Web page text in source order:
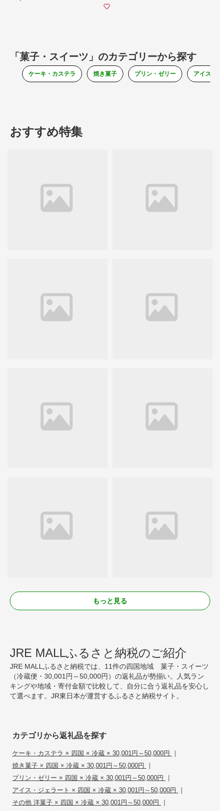
「菓子・スイーツ」のカテゴリーから探す
ケーキ・カステラ 焼き菓子 プリン・ゼリー アイス・
おすすめ特集
もっと見る
JRE MALLふるさと納税のご紹介
JRE MALLふるさと納税では、11件の四国地域 菓子・スイーツ
（冷蔵便・30,001円～50,000円）の返礼品が勢揃い。人気ラン
キングや地域・寄付金額で比較して、自分に合う返礼品を安心し
て選べます。JR東日本が運営するふるさと納税サイト。
カテゴリから返礼品を探す
ケーキ・カステラ × 四国 × 冷蔵 × 30,001円～50,000円 |
焼き菓子 × 四国 × 冷蔵 × 30,001円～50,000円 |
プリン・ゼリー × 四国 × 冷蔵 × 30,001円～50,000円 |
アイス・ジェラート × 四国 × 冷蔵 × 30,001円～50,000円 |
その他 洋菓子 × 四国 × 冷蔵 × 30,001円～50,000円 |